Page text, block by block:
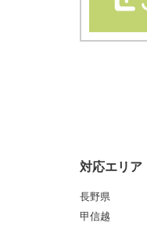
対応エリア
長野県
甲信越